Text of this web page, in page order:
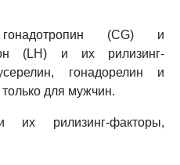
(CG) и
(LH) и их рилизинг-
гонадорелин и
для мужчин.
их рилизинг-факторы,